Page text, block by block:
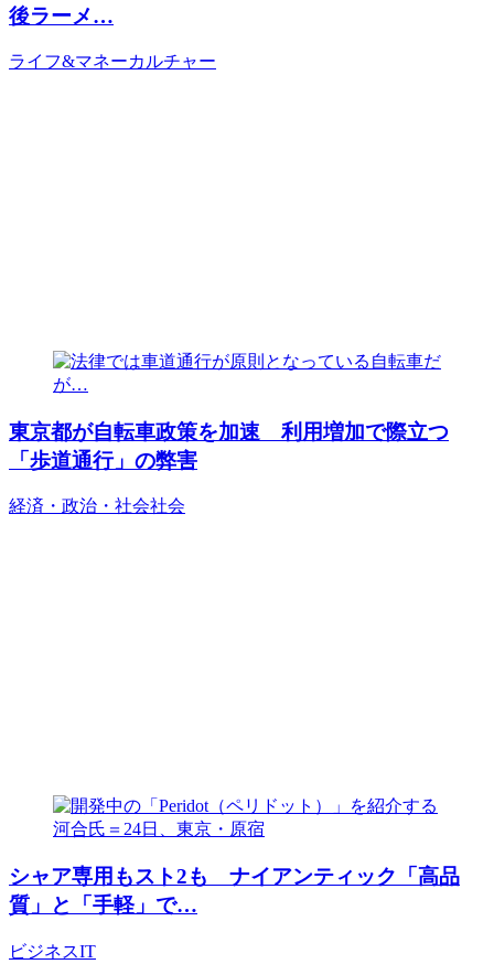
後ラーメ…
ライフ&マネーカルチャー
東京都が自転車政策を加速 利用増加で際立つ
「歩道通行」の弊害
経済・政治・社会社会
シャア専用もスト2も ナイアンティック「高品
質」と「手軽」で…
ビジネスIT